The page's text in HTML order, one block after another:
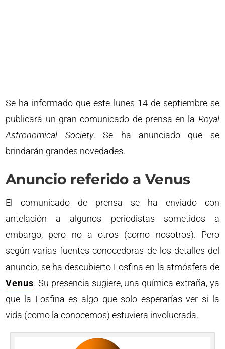
Se ha informado que este lunes 14 de septiembre se
publicará un gran comunicado de prensa en la Royal
Astronomical Society. Se ha anunciado que se
brindarán grandes novedades.
Anuncio referido a Venus
El comunicado de prensa se ha enviado con
antelación a algunos periodistas sometidos a
embargo, pero no a otros (como nosotros). Pero
según varias fuentes conocedoras de los detalles del
anuncio, se ha descubierto Fosfina en la atmósfera de
Venus. Su presencia sugiere, una química extraña, ya
que la Fosfina es algo que solo esperarías ver si la
vida (como la conocemos) estuviera involucrada.